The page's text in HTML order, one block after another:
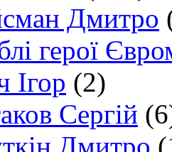
Дмитро
герої
Ігор (2)
Сергій
Дмитро